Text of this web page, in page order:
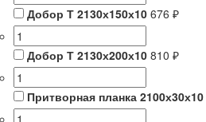
Добор Т 2130х150х10 676 ₽
Добор Т 2130х200х10 810 ₽
Притворная планка 2100х30х10